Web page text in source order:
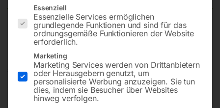
zu MFB 45 SGV
20,40
inkl. MwSt. zzgl.Versandkosten
Lieferzeit:ca. 2 - 3 Tage
Es folgt eine Liste der Service-Gruppen, für die eine
Essenziell
Essenzielle Services ermöglichen
grundlegende Funktionen und sind für das
ordnungsgemäße Funktionieren der Website
erforderlich.
Marketing
Marketing Services werden von Drittanbietern
oder Herausgebern genutzt, um
personalisierte Werbung anzuzeigen. Sie tun
dies, indem sie Besucher über Websites
hinweg verfolgen.